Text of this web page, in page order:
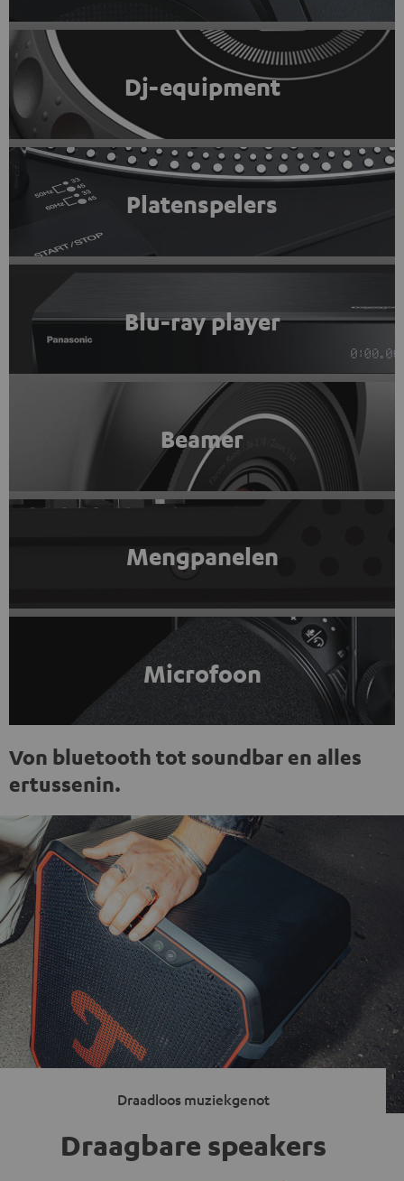
Dj-equipment
Platenspelers
Blu-ray player
Beamer
Mengpanelen
Microfoon
Von bluetooth tot soundbar en alles
ertussenin.
Draadloos muziekgenot
Draagbare speakers